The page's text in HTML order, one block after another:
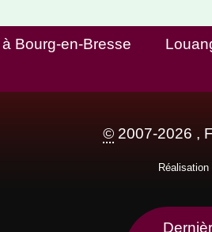
Bourg-en-Bresse
© 2007-2026 ,
Réalisation